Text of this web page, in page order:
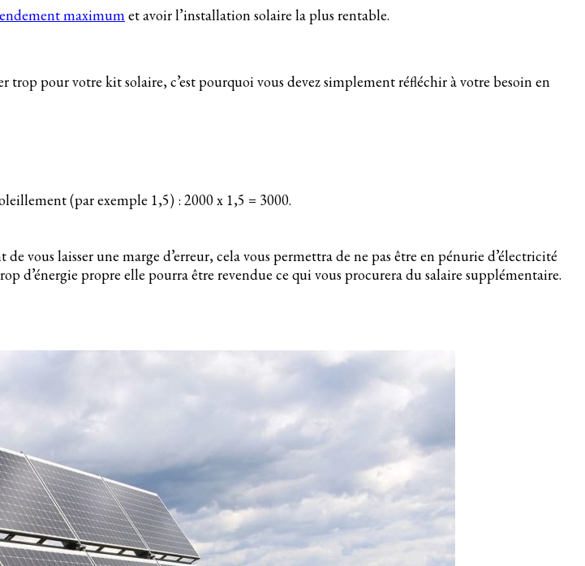
maximumet avoir l’installation solaire la plus rentable.
trop pour votre kit solaire, c’est pourquoi vous devez simplement réfléchir à votre besoin en
(par exemple 1,5) : 2000 x 1,5 = 3000.
vous laisser une marge d’erreur, cela vous permettra de ne pas être en pénurie d’électricité
d’énergie propre elle pourra être revendue ce qui vous procurera du salaire supplémentaire.